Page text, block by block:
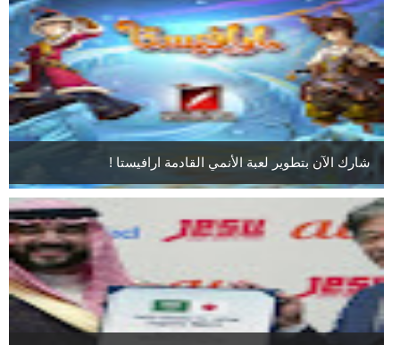
شارك الآن بتطوير لعبة الأنمي القادمة ارافيستا !